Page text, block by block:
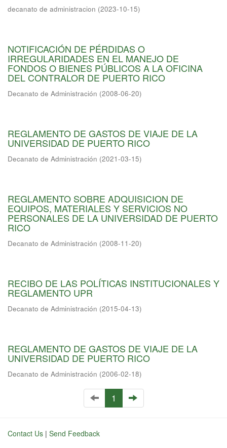
decanato de administracion (2023-10-15)
NOTIFICACIÓN DE PÉRDIDAS O
IRREGULARIDADES EN EL MANEJO DE
FONDOS O BIENES PÚBLICOS A LA OFICINA
DEL CONTRALOR DE PUERTO RICO
Decanato de Administración (2008-06-20)
REGLAMENTO DE GASTOS DE VIAJE DE LA
UNIVERSIDAD DE PUERTO RICO
Decanato de Administración (2021-03-15)
REGLAMENTO SOBRE ADQUISICION DE
EQUIPOS, MATERIALES Y SERVICIOS NO
PERSONALES DE LA UNIVERSIDAD DE PUERTO
RICO
Decanato de Administración (2008-11-20)
RECIBO DE LAS POLÍTICAS INSTITUCIONALES Y
REGLAMENTO UPR
Decanato de Administración (2015-04-13)
REGLAMENTO DE GASTOS DE VIAJE DE LA
UNIVERSIDAD DE PUERTO RICO
Decanato de Administración (2006-02-18)
1
Contact Us | Send Feedback